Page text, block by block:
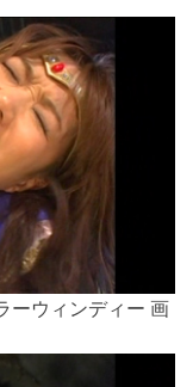
ーウィンディー 画